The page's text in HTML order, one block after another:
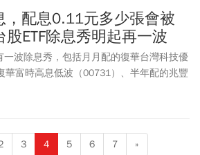
配息0.11元多少張會被
ETF除息秀明起再一波
一波除息秀，包括月月配的復華台灣科技優
華富時高息低波（00731）、半年配的兆豐
在11月21日除息交易，各家也公布配息成
3 4 5 6 7 »